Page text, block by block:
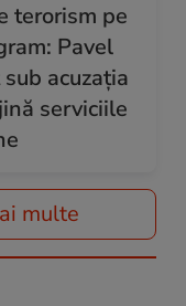
terorism pe
Pavel
acuzația
serviciile
multe